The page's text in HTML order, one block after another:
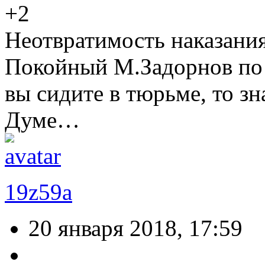
+2
Неотвратимость
Покойный М.Задорнов по
вы сидите в тюрьме, то
Думе…
19z59a
20 января 2018, 17:59